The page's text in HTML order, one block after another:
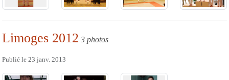
Limoges 2012 3 photos
Publié le 23 janv. 2013